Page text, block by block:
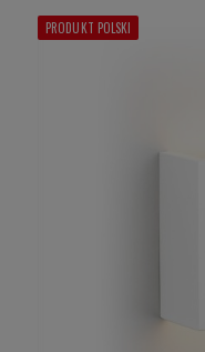
PRODUKT POLSKI